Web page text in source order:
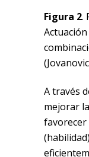
Figura 2.
A través
mejorar